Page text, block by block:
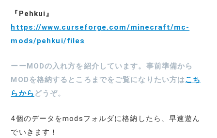
『Pehkui』
https://www.curseforge.com/minecraft/mc-
mods/pehkui/files
ーーMODの入れ方を紹介しています。事前準備から
MODを格納するところまでをご覧になりたい方はこち
らから どうぞ。
4個のデータをmodsフォルダに格納したら、早速遊ん
でいきます！